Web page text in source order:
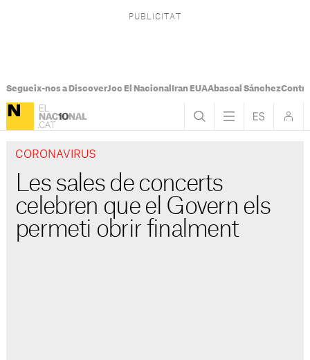
Segueix-nos a DiscoverJoc El Nacional Iran EUAAbascal Sánchez
CORONAVIRUS
Les sales de concerts
celebren que el Govern els
permeti obrir finalment